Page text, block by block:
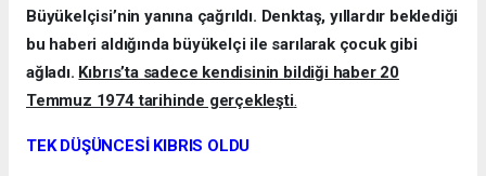
Büyükelçisi’nin yanına çağrıldı. Denktaş, yıllardır beklediği
bu haberi aldığında büyükelçi ile sarılarak çocuk gibi
ağladı. Kıbrıs’ta sadece kendisinin bildiği haber 20
Temmuz 1974 tarihinde gerçekleşti.
TEK DÜŞÜNCESİ KIBRIS OLDU